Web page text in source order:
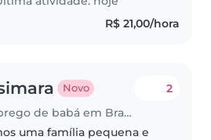
R$ 21,00/hora
Novo
Emprego de babá em Brasília
2
uma família pequena e